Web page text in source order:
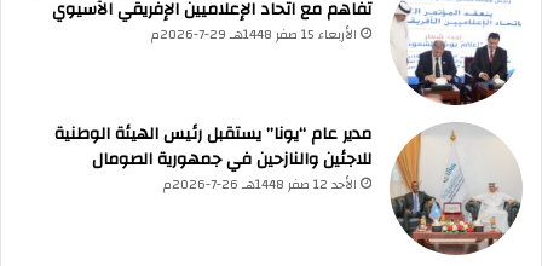
تفاهم مع اتحاد الإعلاميين الإفريقي الآسيوي
الأربعاء 15 صفر 1448هـ 29-7-2026م
مدير عام “يونا” يستقبل رئيس الهيئة الوطنية
للاجئين والنازحين في جمهورية الصومال
الأحد 12 صفر 1448هـ 26-7-2026م